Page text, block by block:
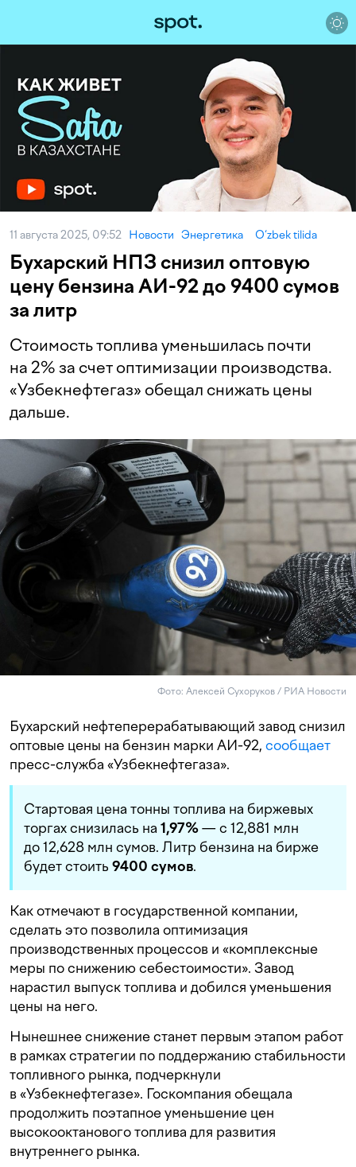
11 августа 2025, 09:52 Новости Энергетика O‘zbek tilida
Бухарский НПЗ снизил оптовую
цену бензина АИ-92 до 9400 сумов
за литр
Стоимость топлива уменьшилась почти
на 2% за счет оптимизации производства.
«Узбекнефтегаз» обещал снижать цены
дальше.
Фото: Алексей Сухоруков / РИА Новости
Бухарский нефтеперерабатывающий завод снизил
оптовые цены на бензин марки АИ-92, сообщает
пресс-служба «Узбекнефтегаза».
Стартовая цена тонны топлива на биржевых
торгах снизилась на 1,97%— с 12,881 млн
до 12,628 млн сумов. Литр бензина на бирже
будет стоить 9400 сумов.
Как отмечают в государственной компании,
сделать это позволила оптимизация
производственных процессов и «комплексные
меры по снижению себестоимости». Завод
нарастил выпуск топлива и добился уменьшения
цены на него.
Нынешнее снижение станет первым этапом работ
в рамках стратегии по поддержанию стабильности
топливного рынка, подчеркнули
в «Узбекнефтегазе». Госкомпания обещала
продолжить поэтапное уменьшение цен
высокооктанового топлива для развития
внутреннего рынка.